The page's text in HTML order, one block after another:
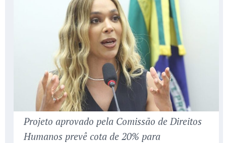
Projeto aprovado pela Comissão de Direitos
Humanos prevê cota de 20% para